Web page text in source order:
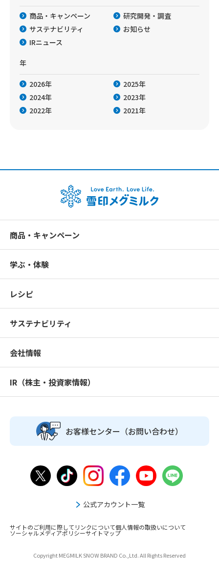
商品・キャンペーン
研究開発・調査
サステナビリティ
お知らせ
IRニュース
年
2026年
2025年
2024年
2023年
2022年
2021年
商品・キャンペーン
学ぶ・体験
レシピ
サステナビリティ
会社情報
IR（株主・投資家情報）
お客様センター （お問い合わせ）
公式アカウント一覧
サイトのご利用に際して リンクについて個人情報の取扱いについて
ソーシャルメディアポリシーサイトマップ
Copyright MEGMILK SNOW BRAND Co.,Ltd. All Rights Reserved